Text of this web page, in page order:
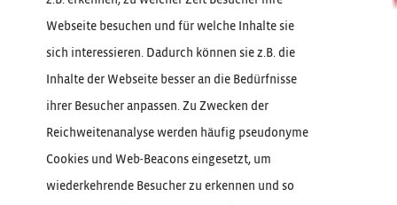
Webseite besuchen und für welche Inhalte sie
sich interessieren. Dadurch können sie z.B. die
Inhalte der Webseite besser an die Bedürfnisse
ihrer Besucher anpassen. Zu Zwecken der
Reichweitenanalyse werden häufig pseudonyme
Cookies und Web-Beacons eingesetzt, um
wiederkehrende Besucher zu erkennen und so